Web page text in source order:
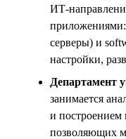
ИТ-
приложениями:
серверы) и
настройки,
Департамент
занимается
и построением
позволяющих